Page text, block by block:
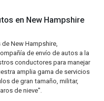
en New Hampshire
New Hampshire,
de envío de autos a la
conductores para manejar
amplia gama de servicios
de gran tamaño, militar,
de nieve".